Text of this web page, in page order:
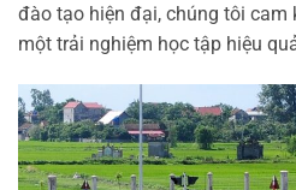
đào tạo hiện đại, chúng tôi cam
một trải nghiệm học tập hiệu